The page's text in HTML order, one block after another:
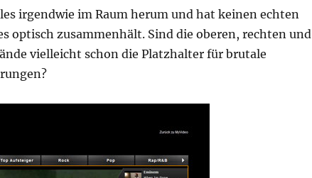
irgendwie im Raum herum und hat keinen echten
optisch zusammenhält. Sind die oberen, rechten und
vielleicht schon die Platzhalter für brutale